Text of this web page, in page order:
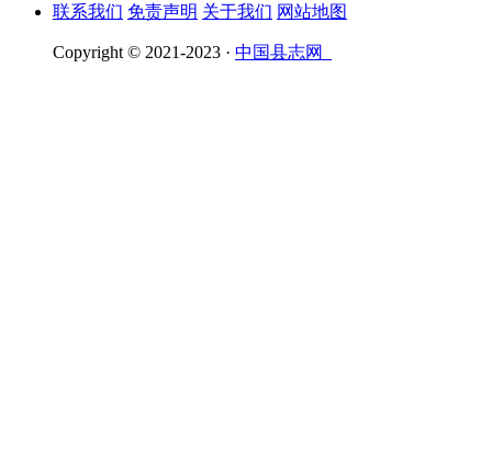
联系我们 免责声明 关于我们 网站地图
Copyright © 2021-2023 · 中国县志网